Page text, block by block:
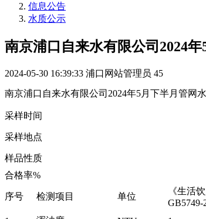
信息公告
水质公示
南京浦口自来水有限公司2024
2024-05-30 16:39:33 浦口网站管理员 45
南京浦口自来水有限公司2024年5月下半月管网
采样时间
采样地点
样品性质
合格率%
序号 检测项目 单位
《生活
GB5749-